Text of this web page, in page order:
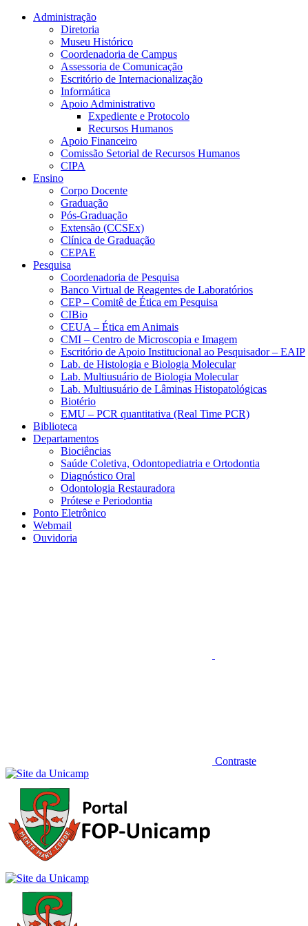
Conteúdo principal Menu principal
Administração
Diretoria
Museu Histórico
Coordenadoria de Campus
Assessoria de Comunicação
Escritório de Internacionalização
Informática
Apoio Administrativo
Expediente e Protocolo
Recursos Humanos
Apoio Financeiro
Comissão Setorial de Recursos Humanos
CIPA
Ensino
Corpo Docente
Graduação
Pós-Graduação
Extensão (CCSEx)
Clínica de Graduação
CEPAE
Pesquisa
Coordenadoria de Pesquisa
Banco Virtual de Reagentes de Laboratórios
CEP – Comitê de Ética em Pesquisa
CIBio
CEUA – Ética em Animais
CMI – Centro de Microscopia e Imagem
Escritório de Apoio Institucional ao Pesquisador – EAIP
Lab. de Histologia e Biologia Molecular
Lab. Multiusuário de Biologia Molecular
Lab. Multiusuário de Lâminas Histopatológicas
Biotério
EMU – PCR quantitativa (Real Time PCR)
Biblioteca
Departamentos
Biociências
Saúde Coletiva, Odontopediatria e Ortodontia
Diagnóstico Oral
Odontologia Restauradora
Prótese e Periodontia
Ponto Eletrônico
Webmail
Ouvidoria
Contraste